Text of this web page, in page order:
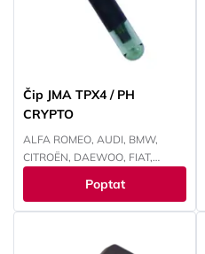
Čip JMA TPX4 / PH
CRYPTO
ALFA ROMEO, AUDI, BMW,
CITROËN, DAEWOO, FIAT,
CHEVROLET, CHRYSLER, ISUZU,
IVECO, JEEP, KIA, LANCIA, LAND
OPEL, PEUGEOT, RENAULT,
Poptat